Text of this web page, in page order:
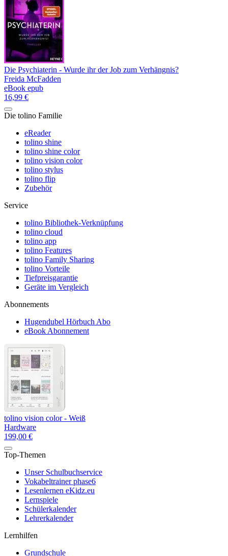
Die Psychiaterin - Wurde ihr der Job zum Verhängnis?
Freida McFadden
eBook epub
16,99 €
Die tolino Familie
eReader
tolino shine
tolino shine color
tolino vision color
tolino stylus
tolino flip
Zubehör
Service
tolino Bibliothek-Verknüpfung
tolino cloud
tolino app
tolino Features
tolino Family Sharing
tolino Vorteile
Tiefpreisgarantie
Geräte im Vergleich
Abonnements
Hugendubel Hörbuch Abo
eBook Abonnement
tolino vision color - Weiß
Hardware
199,00 €
Top-Themen
Unser Schulbuchservice
Vokabeltrainer phase6
Lesenlernen eKidz.eu
Lernspiele
Schülerkalender
Lehrerkalender
Lernhilfen
Grundschule